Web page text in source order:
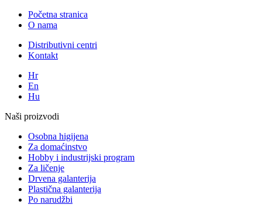
Početna stranica
O nama
Distributivni centri
Kontakt
Hr
En
Hu
Naši proizvodi
Osobna higijena
Za domaćinstvo
Hobby i industrijski program
Za ličenje
Drvena galanterija
Plastična galanterija
Po narudžbi